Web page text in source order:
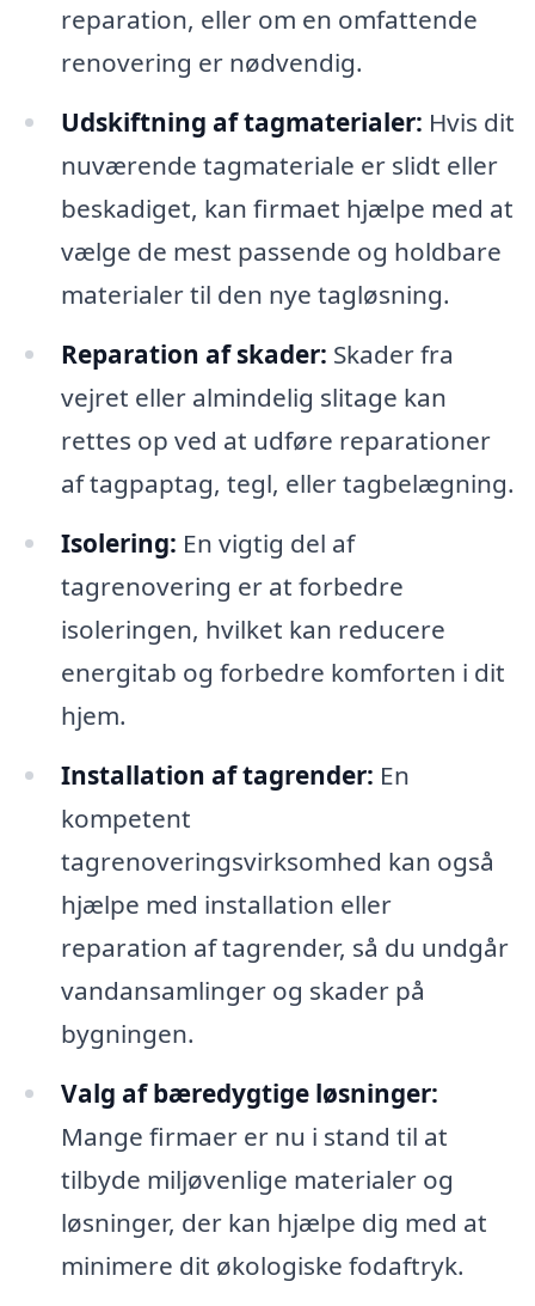
reparation, eller om en omfattende
renovering er nødvendig.
Udskiftning af tagmaterialer: Hvis dit
nuværende tagmateriale er slidt eller
beskadiget, kan firmaet hjælpe med at
vælge de mest passende og holdbare
materialer til den nye tagløsning.
Reparation af skader: Skader fra
vejret eller almindelig slitage kan
rettes op ved at udføre reparationer
af tagpaptag, tegl, eller tagbelægning.
Isolering: En vigtig del af
tagrenovering er at forbedre
isoleringen, hvilket kan reducere
energitab og forbedre komforten i dit
hjem.
Installation af tagrender: En
kompetent
tagrenoveringsvirksomhed kan også
hjælpe med installation eller
reparation af tagrender, så du undgår
vandansamlinger og skader på
bygningen.
Valg af bæredygtige løsninger:
Mange firmaer er nu i stand til at
tilbyde miljøvenlige materialer og
løsninger, der kan hjælpe dig med at
minimere dit økologiske fodaftryk.